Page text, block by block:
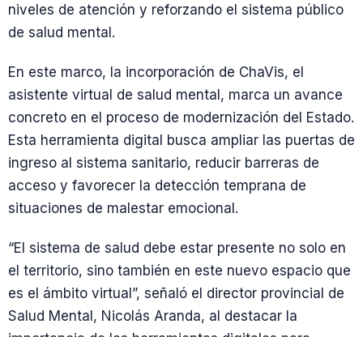
niveles de atención y reforzando el sistema público
de salud mental.
En este marco, la incorporación de ChaVis, el
asistente virtual de salud mental, marca un avance
concreto en el proceso de modernización del Estado.
Esta herramienta digital busca ampliar las puertas de
ingreso al sistema sanitario, reducir barreras de
acceso y favorecer la detección temprana de
situaciones de malestar emocional.
“El sistema de salud debe estar presente no solo en
el territorio, sino también en este nuevo espacio que
es el ámbito virtual”, señaló el director provincial de
Salud Mental, Nicolás Aranda, al destacar la